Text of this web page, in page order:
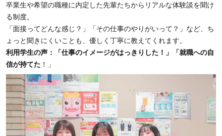
卒業生や希望の職種に内定した先輩たちからリアルな体験談を聞け
る制度。
「面接ってどんな感じ？」「その仕事のやりがいって？」など、ち
ょっと聞きにくいことも、優しく丁寧に教えてくれます。
利用学生の声：「仕事のイメージがはっきりした！」「就職への自
信が持てた ！」